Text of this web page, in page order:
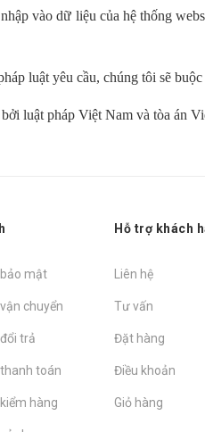
vào dữ liệu của hệ thống
luật yêu cầu, chúng tôi sẽ
luật pháp Việt Nam và tòa án
mật
chuyển
trả
toán
hàng
Hỗ trợ khách
Liên hệ
Tư vấn
Đặt hàng
Điều khoản
Giỏ hàng